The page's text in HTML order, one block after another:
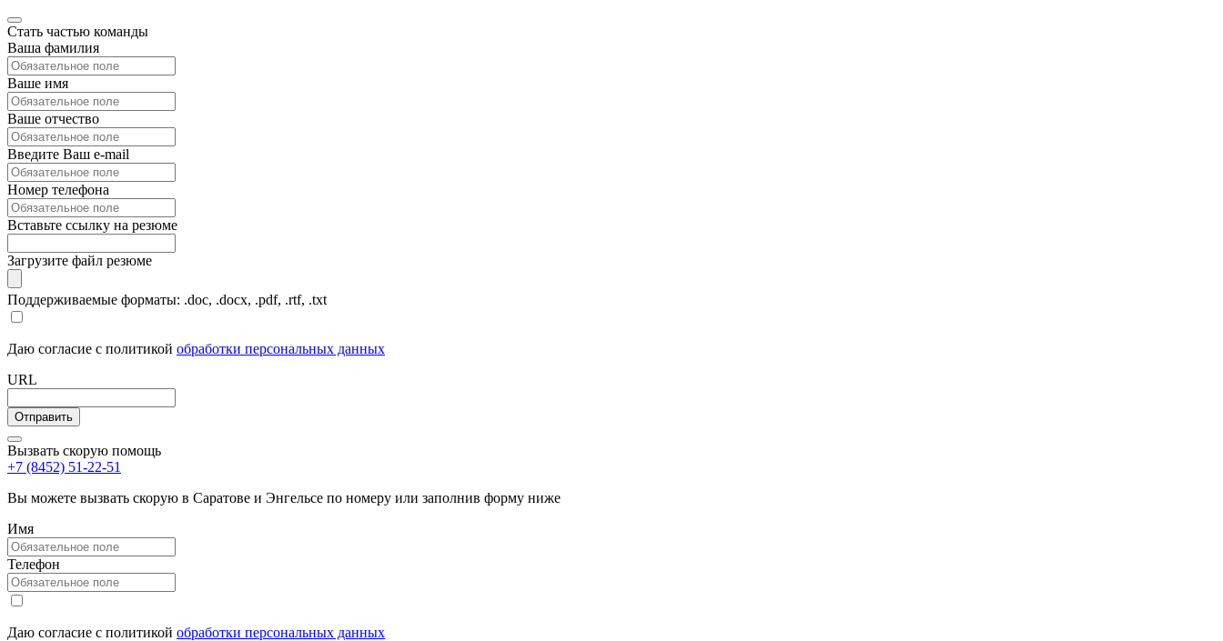
Стать частью команды
Ваша фамилия
Ваше имя
Ваше отчество
Введите Ваш e-mail
Номер телефона
Вставьте ссылку на резюме
Загрузите файл резюме
Поддерживаемые форматы: .doc, .docx, .pdf, .rtf, .txt
Даю согласие с политикой обработки персональных данных
URL
Вызвать скорую помощь
+7 (8452) 51-22-51
Вы можете вызвать скорую в Саратове и Энгельсе по номеру или заполнив форму ниже
Имя
Телефон
Даю согласие с политикой обработки персональных данных